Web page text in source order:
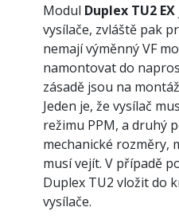
Modul Duplex TU2 EX
vysílače, zvláště pak
nemají výměnný VF
namontovat do
zásadě jsou na
Jeden je, že vysílač
režimu PPM, a druhý
mechanické rozměry,
musí vejít. V případě
Duplex TU2 vložit do
vysílače.